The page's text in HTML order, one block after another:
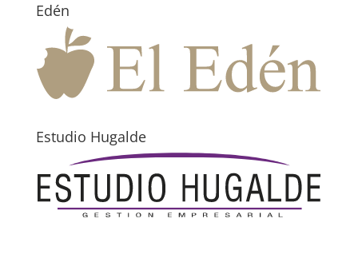
Edén
Estudio Hugalde